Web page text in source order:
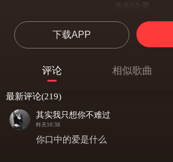
先别说爱
女孩你总是给我伤害
别再重来
我的生活总被你击败
躲房间双手祈祷真爱
女孩你总是给我伤害
下载APP
评论 相似歌曲
最新评论(219)
其实我只想你不难过
昨天10:38
你口中的爱是什么